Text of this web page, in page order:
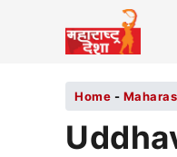
Home -
Uddhav